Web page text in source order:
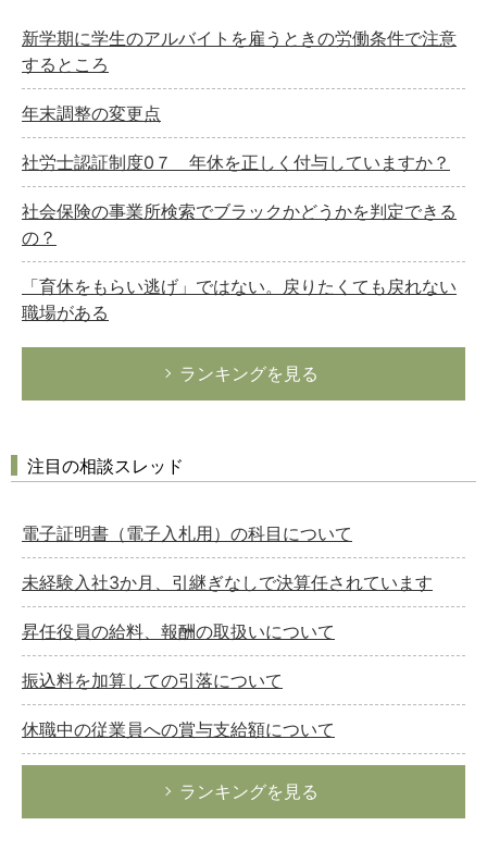
新学期に学生のアルバイトを雇うときの労働条件で注意
するところ
年末調整の変更点
社労士認証制度0７ 年休を正しく付与していますか？
社会保険の事業所検索でブラックかどうかを判定できる
の？
「育休をもらい逃げ」ではない。戻りたくても戻れない
職場がある
ランキングを見る
注目の相談スレッド
電子証明書（電子入札用）の科目について
未経験入社3か月、引継ぎなしで決算任されています
昇任役員の給料、報酬の取扱いについて
振込料を加算しての引落について
休職中の従業員への賞与支給額について
ランキングを見る